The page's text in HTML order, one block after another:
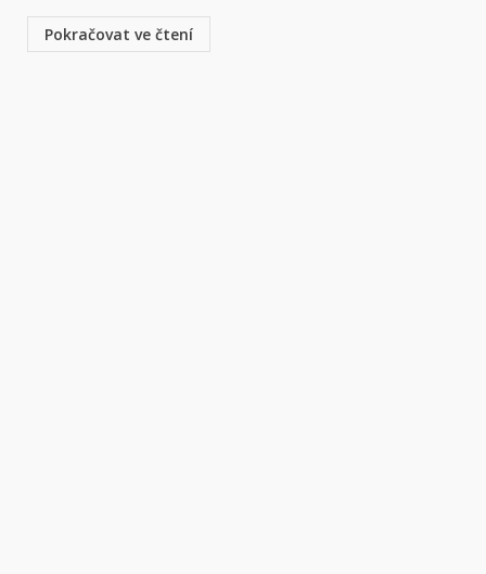
Pokračovat ve čtení